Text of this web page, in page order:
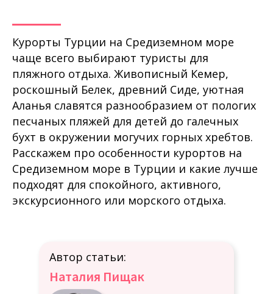
Курорты Турции на Средиземном море
чаще всего выбирают туристы для
пляжного отдыха. Живописный Кемер,
роскошный Белек, древний Сиде, уютная
Аланья славятся разнообразием от пологих
песчаных пляжей для детей до галечных
бухт в окружении могучих горных хребтов.
Расскажем про особенности курортов на
Средиземном море в Турции и какие лучше
подходят для спокойного, активного,
экскурсионного или морского отдыха.
Автор статьи:
Наталия Пищак